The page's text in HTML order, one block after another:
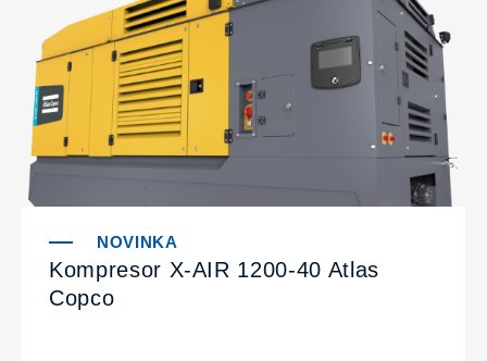
Kompresor X-AIR 1200-40 Atlas
Copco